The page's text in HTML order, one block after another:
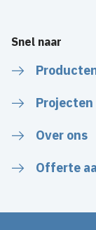
Snel naar
Projecten
Over ons
Offerte